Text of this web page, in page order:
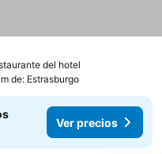
del hotel
de: Estrasburgo
Ver precios